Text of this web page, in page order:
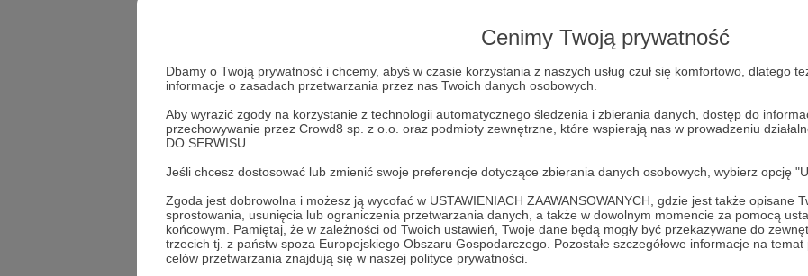
Cenimy Twoją prywatność
Dbamy o Twoją prywatność i chcemy, abyś w czasie korzystania z naszych usług czuł się komfortowo, dlatego
informacje o zasadach przetwarzania przez nas Twoich danych osobowych.
Aby wyrazić zgody na korzystanie z technologii automatycznego śledzenia i zbierania danych, dostęp do
przechowywanie przez Crowd8 sp. z o.o. oraz podmioty zewnętrzne, które wspierają nas w prowadzeniu
DO SERWISU.
Jeśli chcesz dostosować lub zmienić swoje preferencje dotyczące zbierania danych osobowych, wybierz opcję
Zgoda jest dobrowolna i możesz ją wycofać w USTAWIENIACH ZAAWANSOWANYCH, gdzie jest także opisane
sprostowania, usunięcia lub ograniczenia przetwarzania danych, a także w dowolnym momencie za pomocą
końcowym. Pamiętaj, że w zależności od Twoich ustawień, Twoje dane będą mogły być przekazywane do
trzecich tj. z państw spoza Europejskiego Obszaru Gospodarczego. Pozostałe szczegółowe informacje na
celów przetwarzania znajdują się w naszej polityce prywatności.
Dołącz do grona Patronów!
Wesprzyj działalność AutoraMarcin Ogdowskijuż teraz!